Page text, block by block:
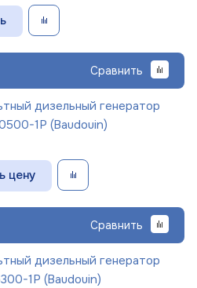
Сравнить
дизельный генератор
1Р (Baudouin)
цену
Сравнить
дизельный генератор
1Р (Baudouin)